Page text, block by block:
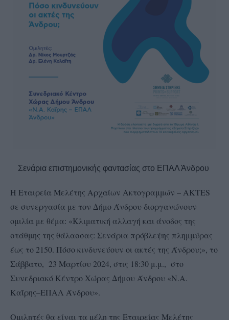
Σενάρια επιστημονικής φαντασίας στο ΕΠΑΛ Άνδρου
Η Εταιρεία Μελέτης Αρχαίων Ακτογραμμών – ΑΚΤΕS
σε συνεργασία με τον Δήμο Άνδρου διοργανώνουν
ομιλία με θέμα: «Κλιματική αλλαγή και άνοδος της
στάθμης της θάλασσας: Σενάρια πρόβλεψης πλημμύρας
έως το 2150. Πόσο κινδυνεύουν οι ακτές της Άνδρου;», το
Σάββατο, 23 Μαρτίου 2024, στις 18:30 μ.μ., στο
Συνεδριακό Κέντρο Χώρας Δήμου Άνδρου «Ν.Α.
Καΐρης–ΕΠΑΛ Άνδρου».
Ομιλητές θα είναι τα μέλη της Εταιρείας Μελέτης